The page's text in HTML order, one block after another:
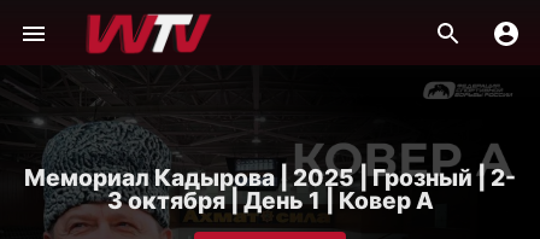
Мемориал Кадырова | 2025 | Грозный | 2-
3 октября | День 1 | Ковер A